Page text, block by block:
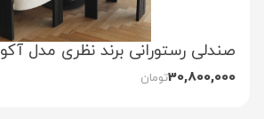
صندلی رستورانی برند نظری مدل آکو
30,800,000تومان